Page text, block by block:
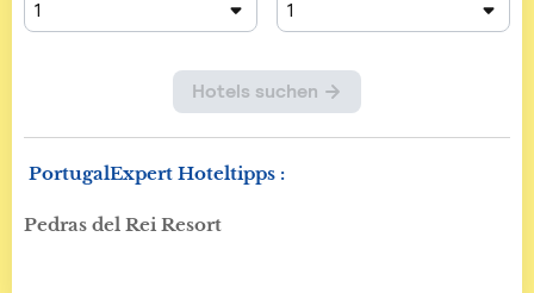
PortugalExpert Hoteltipps :
Pedras del Rei Resort